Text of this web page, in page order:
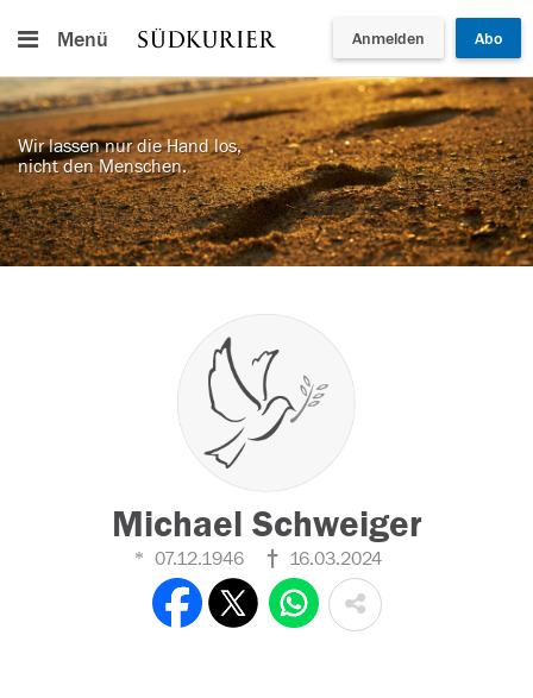
Menü Anmelden Abo
Wir lassen nur die Hand los,
nicht den Menschen.
Michael Schweiger
07.12.1946 16.03.2024